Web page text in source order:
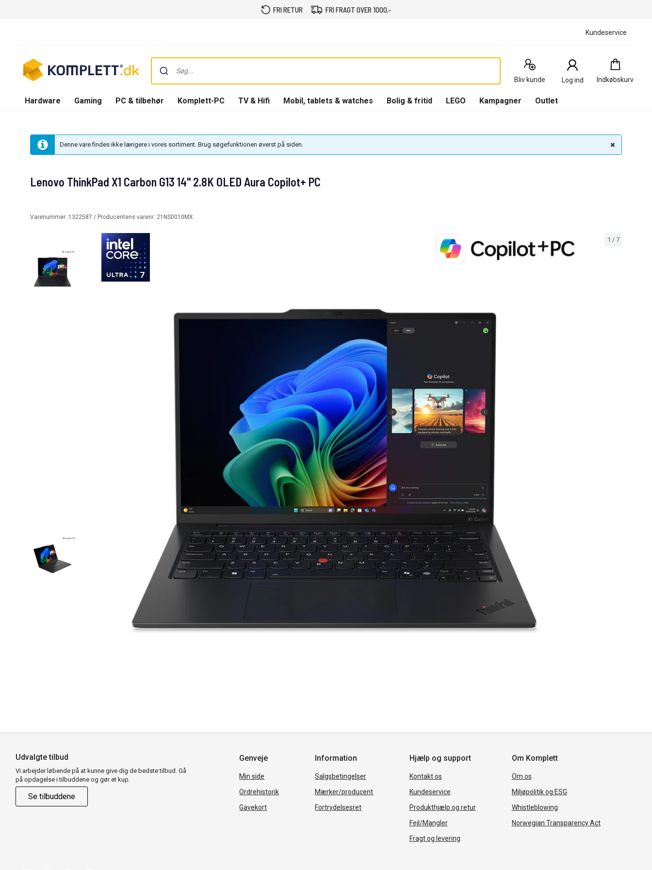
FRI RETUR FRI FRAGT OVER 1000,-
Kundeservice
Bliv kunde Log ind Indkøbskurv
Indkøbskurv
0
Produkter
Hardware Gaming PC & tilbehør Komplett-PC TV & Hifi Mobil, tablets & watches Bolig & fritid LEGO Kampagner Outlet
Denne vare findes ikke længere i vores sortiment. Brug søgefunktionen øverst på siden.
1 / 7
Lenovo ThinkPad X1 Carbon G13 14" 2.8K OLED Aura Copilot+ PC
Varenummer: 1322587 / Producentens varenr: 21NS0010MX
Udvalgte tilbud
Vi arbejder løbende på at kunne give dig de bedste tilbud. Gå
på opdagelse i tilbuddene og gør et kup.
Se tilbuddene
Genveje
Min side
Ordrehistorik
Gavekort
Information
Salgsbetingelser
Mærker/producent
Fortrydelsesret
Hjælp og support
Kontakt os
Kundeservice
Produkthjælp og retur
Fejl/Mangler
Fragt og levering
Om Komplett
Om os
Miljøpolitik og ESG
Whistleblowing
Norwegian Transparency Act